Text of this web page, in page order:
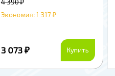
Экономия: 1 317 ₽
3 073 ₽ Купить